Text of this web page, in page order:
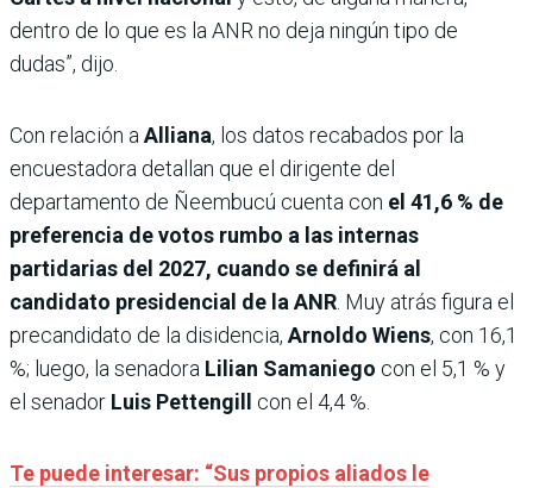
dentro de lo que es la ANR no deja ningún tipo de
dudas”, dijo.
Con relación a Alliana, los datos recabados por la
encuestadora detallan que el dirigente del
departamento de Ñeembucú cuenta con el 41,6 % de
preferencia de votos rumbo a las internas
partidarias del 2027, cuando se definirá al
candidato presidencial de la ANR . Muy atrás figura el
precandidato de la disidencia, Arnoldo Wiens, con 16,1
%; luego, la senadora Lilian Samaniego con el 5,1 % y
el senador Luis Pettengill con el 4,4 %.
Te puede interesar: “Sus propios aliados le